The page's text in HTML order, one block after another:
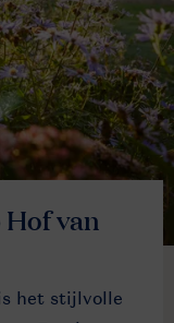
Hof van
het stijlvolle